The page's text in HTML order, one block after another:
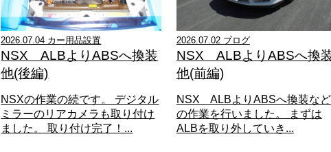
2026.07.04 カー用品設置
NSX ALBよりABSへ換装
他(後編)
NSXの作業の続です。 デジタル
ミラーのリアカメラも取り付け
ました。 取り付け完了！...
2026.07.02 ブログ
NSX ALBよりABSへ換
他(前編)
NSX ALBよりABSへ換装など
の作業を行いました。 まずは
ALBを取り外していき...